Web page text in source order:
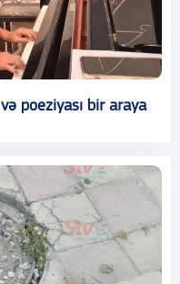
poeziyası bir araya